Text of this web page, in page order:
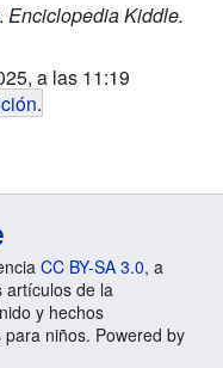
. Enciclopedia Kiddle.
a las 11:19
.
CC BY-SA 3.0, a
artículos de la
y hechos
para niños. Powered by